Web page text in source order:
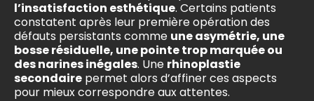
l’insatisfaction esthétique. Certains patients
constatent après leur première opération des
défauts persistants comme une asymétrie, une
bosse résiduelle, une pointe trop marquée ou
des narines inégales. Une rhinoplastie
secondaire permet alors d’affiner ces aspects
pour mieux correspondre aux attentes.